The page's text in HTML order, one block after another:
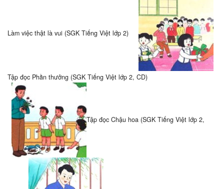
Làm việc thật là vui (SGK Tiếng Việt lớp 2)
Tập đọc Phần thưởng (SGK Tiếng Việt lớp 2, CD)
Tập đọc Chậu hoa (SGK Tiếng Việt lớp 2,